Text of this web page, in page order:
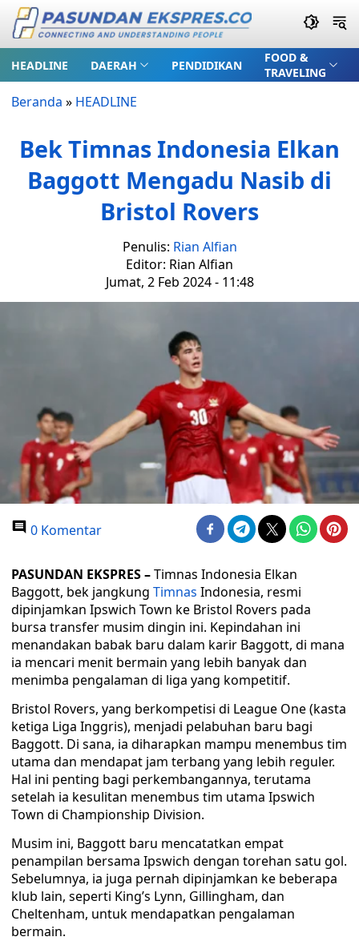
HEADLINE DAERAH PENDIDIKAN
FOOD &
TRAVELING
Beranda » HEADLINE
Bek Timnas Indonesia Elkan
Baggott Mengadu Nasib di
Bristol Rovers
Penulis: Rian Alfian
Editor: Rian Alfian
Jumat, 2 Feb 2024 - 11:48
0 Komentar
PASUNDAN EKSPRES –Timnas Indonesia Elkan
Baggott, bek jangkung Timnas Indonesia, resmi
dipinjamkan Ipswich Town ke Bristol Rovers pada
bursa transfer musim dingin ini. Kepindahan ini
menandakan babak baru dalam karir Baggott, di mana
ia mencari menit bermain yang lebih banyak dan
menimba pengalaman di liga yang kompetitif.
Bristol Rovers, yang berkompetisi di League One (kasta
ketiga Liga Inggris), menjadi pelabuhan baru bagi
Baggott. Di sana, ia diharapkan mampu menembus tim
utama dan mendapat jam terbang yang lebih reguler.
Hal ini penting bagi perkembangannya, terutama
setelah ia kesulitan menembus tim utama Ipswich
Town di Championship Division.
Musim ini, Baggott baru mencatatkan empat
penampilan bersama Ipswich dengan torehan satu gol.
Sebelumnya, ia juga pernah dipinjamkan ke beberapa
klub lain, seperti King’s Lynn, Gillingham, dan
Cheltenham, untuk mendapatkan pengalaman
bermain.